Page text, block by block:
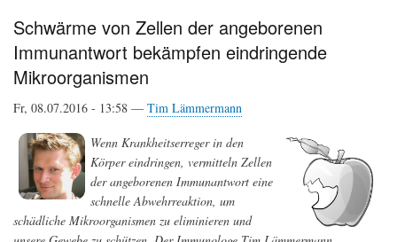
Kampf
gegen
bösartige
Schwärme von Zellen der angeborenen
Immunantwort bekämpfen eindringende
Mikroorganismen
Fr, 08.07.2016 - 13:58 — Tim Lämmermann
Wenn Krankheitserreger in den
Körper eindringen, vermitteln Zellen
der angeborenen Immunantwort eine
schnelle Abwehrreaktion, um
schädliche Mikroorganismen zu eliminieren und